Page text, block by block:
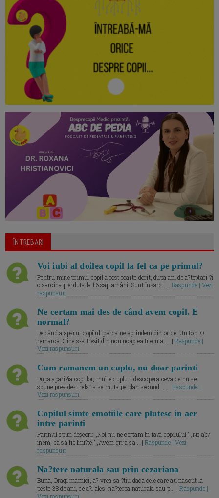
ÎNTREBARI
Voi iubi al doilea copil la fel ca pe primul?
Pentru mine primul copil a fost foarte dorit, dupa ani de a?teptari ?i
o sarcina pierduta la 16 saptamâni. Sunt însarc... | Raspunde | Vezi
raspunsuri
Ne certam mai des de când avem copil. E
normal?
De când a aparut copilul, parca ne aprindem din orice. Un ton. O
remarca. Cine s-a trezit din nou noaptea trecuta.... |Raspunde |
Vezi raspunsuri
Cum ramanem un cuplu, nu doar parinti
Dupa apari?ia copiilor, multe cupluri descopera ceva ce nu se
spune prea des: rela?ia se muta pe plan secund. ... |Raspunde |
Vezi raspunsuri
Copilul simte emotiile care plutesc in aer
intre parinti
Parin?ii spun deseori: „Noi nu ne certam în fa?a copilului.” „Ne ab?
inem, ca sa fie lini?te.” „Avem grija sa... |Raspunde | Vezi
raspunsuri
Na?tere naturala sau prin cezariana
Buna, Dragi mamici, a? vrea sa ?tiu daca cele care au nascut la
peste 38 de ani, ce a?i ales: na?terea naturala sau p... |Raspunde |
Vezi raspunsuri